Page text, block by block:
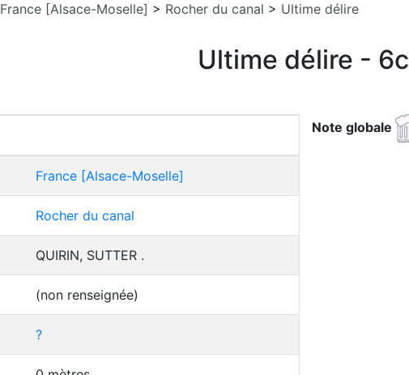
France [Alsace-Moselle] > Rocher du canal > Ultime délire
Ultime délire - 6c
France [Alsace-Moselle]
Rocher du canal
QUIRIN, SUTTER .
(non renseignée)
?
Note globale